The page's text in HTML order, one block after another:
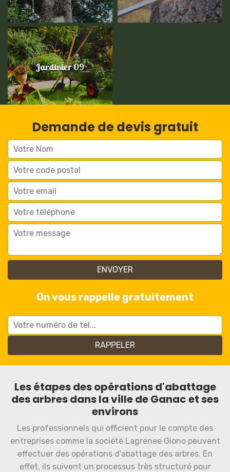
Jardinier 09
Demande de devis gratuit
On vous rappelle gratuitement
Les étapes des opérations d'abattage
des arbres dans la ville de Ganac et ses
environs
Les professionnels qui officient pour le compte des
entreprises comme la société Lagrenee Giono peuvent
effectuer des opérations d'abattage des arbres. En
effet, ils suivent un processus très structuré pour